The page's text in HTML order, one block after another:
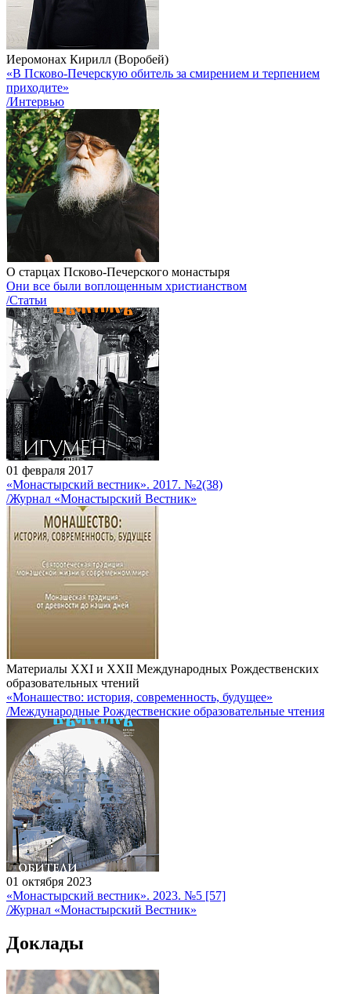
Иеромонах Кирилл (Воробей)
«В Псково-Печерскую обитель за смирением и терпением
приходите»
/Интервью
О старцах Псково-Печерского монастыря
Они все были воплощенным христианством
/Статьи
01 февраля 2017
«Монастырский вестник». 2017. №2(38)
/Журнал «Монастырский Вестник»
Материалы XXI и XXII Международных Рождественских
образовательных чтений
«Монашество: история, современность, будущее»
/Международные Рождественские образовательные чтения
01 октября 2023
«Монастырский вестник». 2023. №5 [57]
/Журнал «Монастырский Вестник»
Доклады